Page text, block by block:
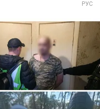
РУС